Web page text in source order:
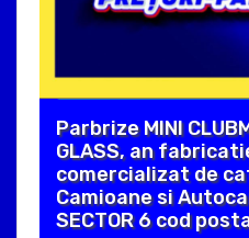
Parbrize MINI
GLASS, an
comercializat de
Camioane si
SECTOR 6 cod